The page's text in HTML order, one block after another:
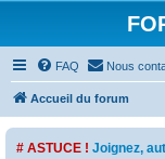
FAQ Nous
Accueil du forum
# ASTUCE ! Joignez,